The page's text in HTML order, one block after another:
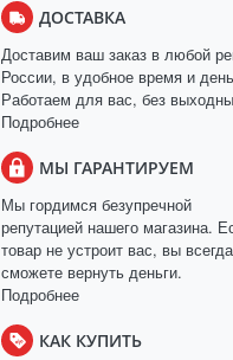
ДОСТАВКА
Доставим ваш заказ в любой
России, в удобное время и
Работаем для вас, без
Подробнее
МЫ ГАРАНТИРУЕМ
Мы гордимся безупречной
репутацией нашего магазина.
товар не устроит вас, вы всегда
сможете вернуть деньги.
Подробнее
КАК КУПИТЬ